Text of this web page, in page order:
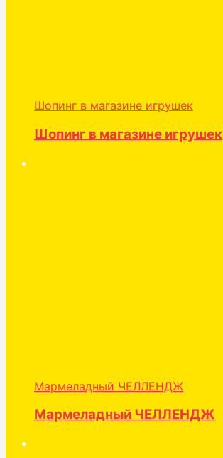
Шопинг в магазине игрушек
Шопинг в магазине игрушек
Мармеладный ЧЕЛЛЕНДЖ
Мармеладный ЧЕЛЛЕНДЖ